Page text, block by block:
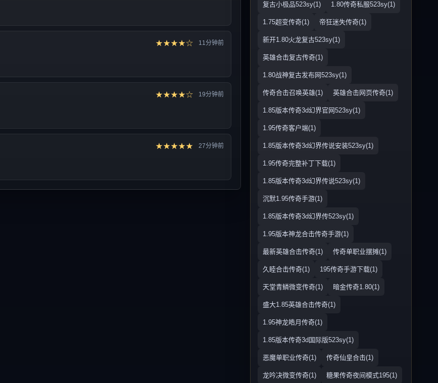
★★★★☆ 11分钟前
★★★★☆ 19分钟前
★★★★★ 27分钟前
复古小极品523sy(1) 1.80传奇私服523sy(1)
1.75超变传奇(1) 帝狂迷失传奇(1)
新开1.80火龙复古523sy(1)
英雄合击复古传奇(1)
1.80战神复古发布网523sy(1)
传奇合击召唤英雄(1) 英雄合击网页传奇(1)
1.85版本传奇3d幻界官网523sy(1)
1.95传奇客户端(1)
1.85版本传奇3d幻界传说安装523sy(1)
1.95传奇完整补丁下载(1)
1.85版本传奇3d幻界传说523sy(1)
沉默1.95传奇手游(1)
1.85版本传奇3d幻界传523sy(1)
1.95版本神龙合击传奇手游(1)
最新英雄合击传奇(1) 传奇单职业摆摊(1)
久睦合击传奇(1) 195传奇手游下载(1)
天堂青鳞微变传奇(1) 暗金传奇1.80(1)
盛大1.85英雄合击传奇(1)
1.95神龙皓月传奇(1)
1.85版本传奇3d国际版523sy(1)
恶魔单职业传奇(1) 传奇仙皇合击(1)
龙吟决微变传奇(1) 糖果传奇夜间模式195(1)